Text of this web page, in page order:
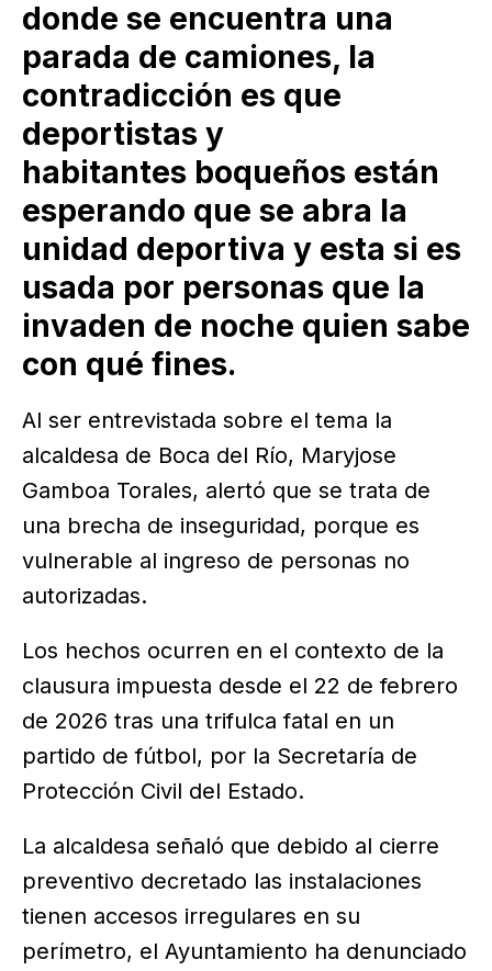
donde se encuentra una
parada de camiones, la
contradicción es que
deportistas y
habitantes boqueños están
esperando que se abra la
unidad deportiva y esta si es
usada por personas que la
invaden de noche quien sabe
con qué fines.
Al ser entrevistada sobre el tema la
alcaldesa de Boca del Río, Maryjose
Gamboa Torales, alertó que se trata de
una brecha de inseguridad, porque es
vulnerable al ingreso de personas no
autorizadas.
Los hechos ocurren en el contexto de la
clausura impuesta desde el 22 de febrero
de 2026 tras una trifulca fatal en un
partido de fútbol, por la Secretaría de
Protección Civil del Estado.
La alcaldesa señaló que debido al cierre
preventivo decretado las instalaciones
tienen accesos irregulares en su
perímetro, el Ayuntamiento ha denunciado